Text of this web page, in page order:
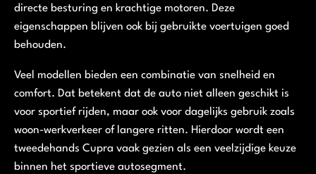
directe besturing en krachtige motoren. Deze
eigenschappen blijven ook bij gebruikte voertuigen goed
behouden.
Veel modellen bieden een combinatie van snelheid en
comfort. Dat betekent dat de auto niet alleen geschikt is
voor sportief rijden, maar ook voor dagelijks gebruik zoals
woon-werkverkeer of langere ritten. Hierdoor wordt een
tweedehands Cupra vaak gezien als een veelzijdige keuze
binnen het sportieve autosegment.